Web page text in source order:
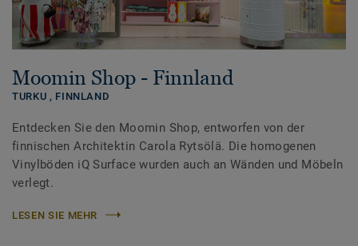
Moomin Shop - Finnland
TURKU , FINNLAND
Entdecken Sie den Moomin Shop, entworfen von der
finnischen Architektin Carola Rytsölä. Die homogenen
Vinylböden iQ Surface wurden auch an Wänden und Möbeln
verlegt.
LESEN SIE MEHR